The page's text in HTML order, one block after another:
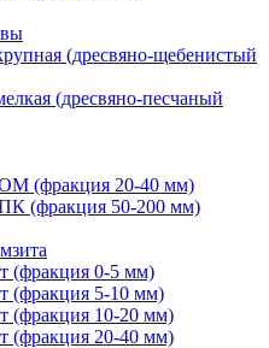
(дресвяно-щебенистый
(дресвяно-песчаный
(фракция 20-40 мм)
(фракция 50-200 мм)
(фракция 0-5 мм)
(фракция 5-10 мм)
(фракция 10-20 мм)
(фракция 20-40 мм)